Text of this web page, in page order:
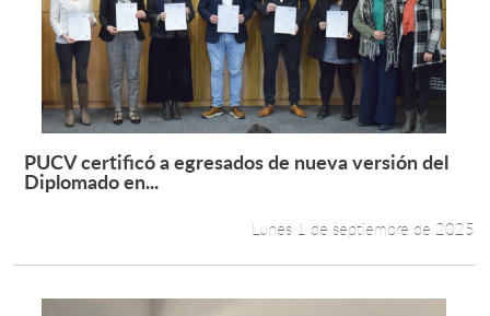
Leer más +
PUCV certificó a egresados de nueva versión del
Diplomado en...
Lunes 1 de septiembre de 2025